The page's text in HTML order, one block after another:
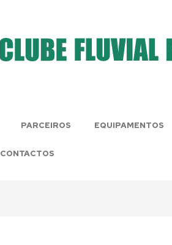
PARCEIROS EQUIPAMENTOS
CONTACTOS